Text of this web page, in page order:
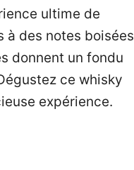
ultime de
à des notes boisées
donnent un fondu
ce whisky
expérience.